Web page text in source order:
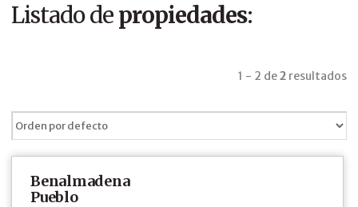
Listado depropiedades:
1 - 2 de2resultados
Benalmadena
Pueblo